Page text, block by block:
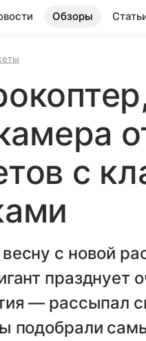
Обзоры
c
с новой
— рассыпал
подобрали